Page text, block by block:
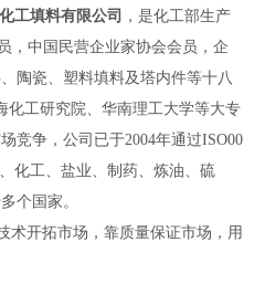
工填料有限公司
，是化工部生产
，中国民营企业家协会会员，企
陶瓷、塑料填料及塔内件等十八
化工研究院、华南理工大学等大专
竞争，公司已于2004年通过ISO00
化工、盐业、制药、炼油、硫
个国家。
术开拓市场，靠质量保证市场，用